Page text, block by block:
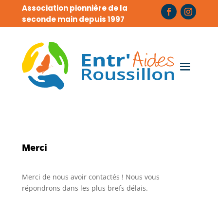
Association pionnière de la
seconde main depuis 1997
Merci
Merci de nous avoir contactés ! Nous vous
répondrons dans les plus brefs délais.